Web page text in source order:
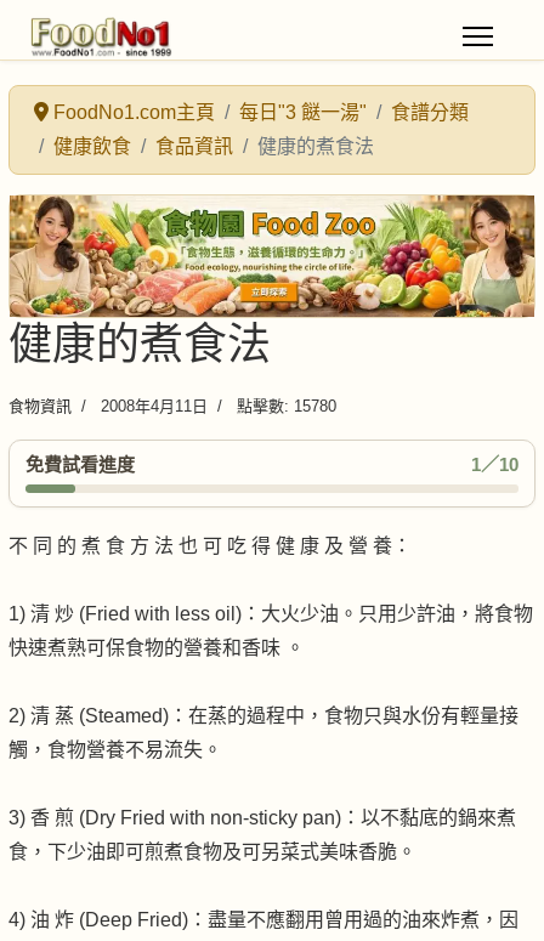
FoodNo1.com主頁 每日"3 餸一湯"
食譜分類
健康飲食
食品資訊 健康的煮食法
健康的煮食法
食物資訊 2008年4月11日 點擊數: 15780
免費試看進度 1／10
不 同 的 煮 食 方 法 也 可 吃 得 健 康 及 營 養：
1) 清 炒 (Fried with less oil)：大火少油。只用少許油，將食物
快速煮熟可保食物的營養和香味 。
2) 清 蒸 (Steamed)：在蒸的過程中，食物只與水份有輕量接
觸，食物營養不易流失。
3) 香 煎 (Dry Fried with non-sticky pan)：以不黏底的鍋來煮
食，下少油即可煎煮食物及可另菜式美味香脆。
4) 油 炸 (Deep Fried)：盡量不應翻用曾用過的油來炸煮，因